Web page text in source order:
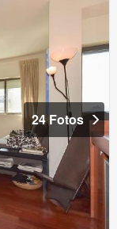
24 Fotos